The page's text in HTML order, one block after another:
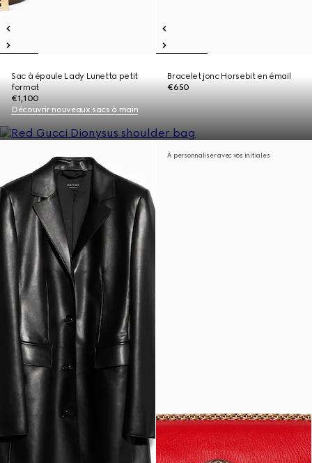
Sac à épaule Lady Lunetta petit
format
€1,100
Bracelet jonc Horsebit en émail
€650
Découvrir nouveaux sacs à main
À personnaliser avec vos initiales